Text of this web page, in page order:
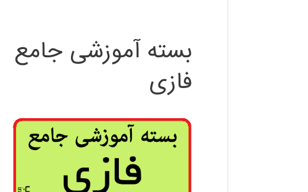
بسته آموزشی جامع
فازی